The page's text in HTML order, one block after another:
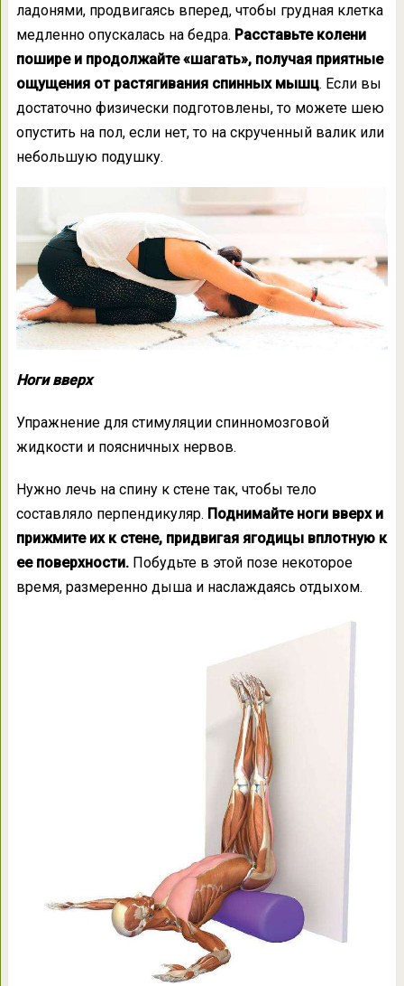
ладонями, продвигаясь вперед, чтобы грудная клетка
медленно опускалась на бедра. Расставьте колени
пошире и продолжайте «шагать», получая приятные
ощущения от растягивания спинных мышц. Если вы
достаточно физически подготовлены, то можете шею
опустить на пол, если нет, то на скрученный валик или
небольшую подушку.
Ноги вверх
Упражнение для стимуляции спинномозговой
жидкости и поясничных нервов.
Нужно лечь на спину к стене так, чтобы тело
составляло перпендикуляр. Поднимайте ноги вверх и
прижмите их к стене, придвигая ягодицы вплотную к
ее поверхности.Побудьте в этой позе некоторое
время, размеренно дыша и наслаждаясь отдыхом.